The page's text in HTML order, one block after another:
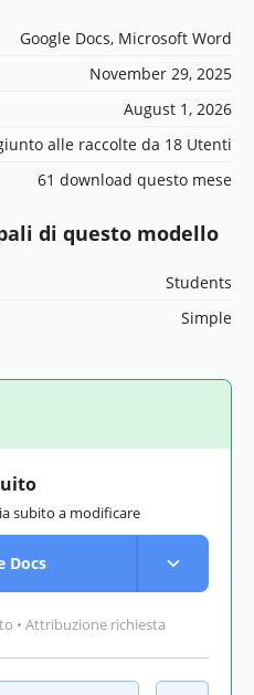
Google Docs, Microsoft Word
November 29, 2025
August 1, 2026
alle raccolte da 18 Utenti
61 download questo mese
di questo modello
Students
Simple
subito a modificare
Docs
• Attribuzione richiesta